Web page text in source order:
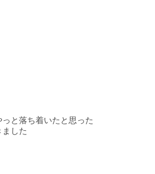
と落ち着いたと思った
した